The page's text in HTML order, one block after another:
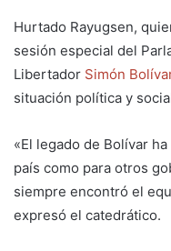
Hurtado Rayugsen,
sesión especial del
Libertador Simón
situación política y
«El legado de Bolívar
país como para otros
siempre encontró el
expresó el catedrático.